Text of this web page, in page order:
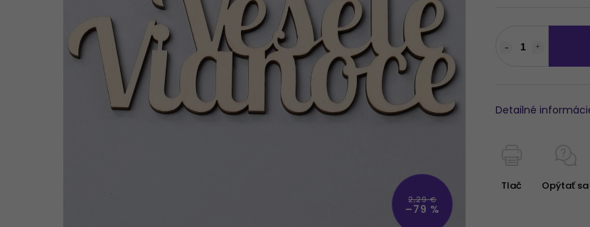
2,29 €
–79 %
Detailné
Tlač Opýtať sa